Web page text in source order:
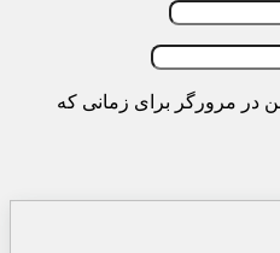
در مرورگر برای زمانی که